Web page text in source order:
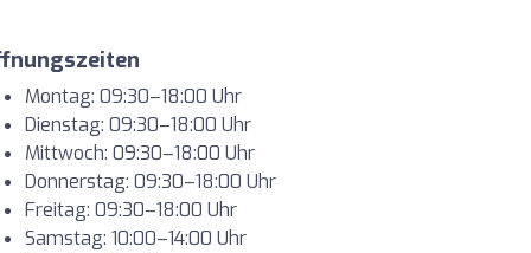
Montag: 09:30–18:00 Uhr
Dienstag: 09:30–18:00 Uhr
Mittwoch: 09:30–18:00 Uhr
Donnerstag: 09:30–18:00 Uhr
Freitag: 09:30–18:00 Uhr
Samstag: 10:00–14:00 Uhr